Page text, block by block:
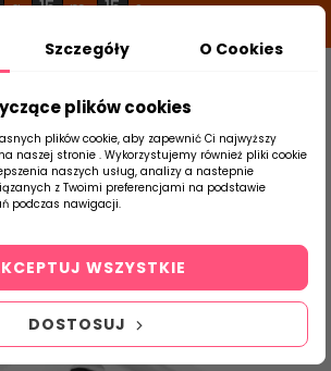
g 15 m 15 s
Szukaj
produktu
Ceramika Łazienkowa
Szczegóły O Cookies
plików cookies
plików cookie, aby zapewnić Ci najwyższy
naszej stronie . Wykorzystujemy również pliki cookie
naszych usług, analizy a nastepnie
z Twoimi preferencjami na podstawie
podczas nawigacji.
DOSTOSUJ
WSZYSTKIE